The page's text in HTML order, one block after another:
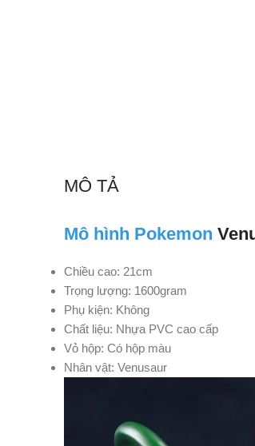
MÔ TẢ
Mô hình Pokemon
Chiều cao: 21cm
Trọng lượng: 1600gram
Phụ kiện: Không
Chất liệu: Nhựa PVC cao cấp
Vỏ hộp: Có hộp màu
Nhân vật: Venusaur